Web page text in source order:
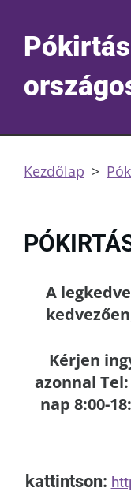
Pókirtás
Kezdőlap >
A
Kérjen
azonnal
nap 8:00-
kattintson: